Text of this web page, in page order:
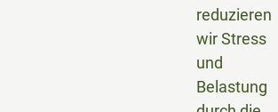
reduzieren
wir Stress
und
Belastung